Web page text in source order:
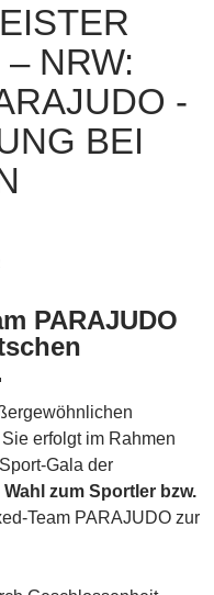
NRW:
-
BEI
PARAJUDO
erfolgt im Rahmen
Gala der
Wahl zum Sportler bzw.
Team PARAJUDO zur